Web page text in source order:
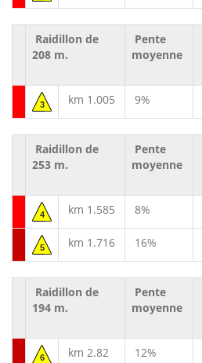
Raidillon de
208 m.
Pente
moyenne
3 km 1.005 9%
Raidillon de
253 m.
Pente
moyenne
4 km 1.585 8%
5 km 1.716 16%
Raidillon de
194 m.
Pente
moyenne
6 km 2.82 12%